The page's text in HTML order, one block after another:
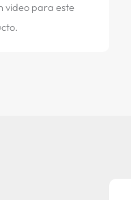
video para este